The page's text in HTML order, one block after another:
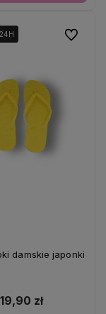
damskie japonki
19,90 zł
Do